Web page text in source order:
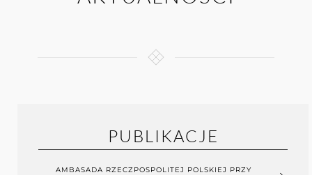
PUBLIKACJE
AMBASADA RZECZPOSPOLITEJ POLSKIEJ PRZY